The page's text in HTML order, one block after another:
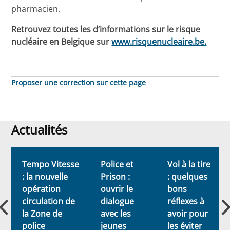
pharmacien.
Retrouvez toutes les d’informations sur le risque
nucléaire en Belgique surwww.risquenucleaire.be.
Proposer une correction sur cette page
Actualités
Actualités
Tempo Vitesse
: la nouvelle
opération
circulation de
la Zone de
police
Police et
Prison :
ouvrir le
dialogue
avec les
jeunes
Vol à la tire
: quelques
bons
réflexes à
avoir pour
les éviter